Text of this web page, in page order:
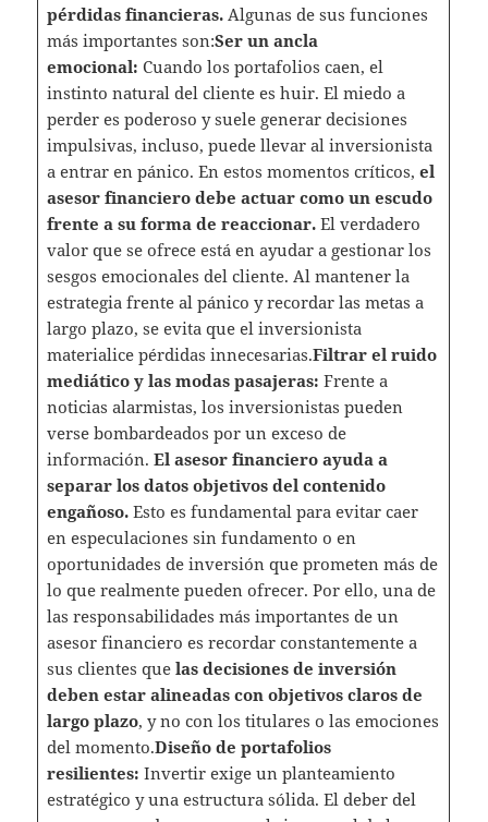
pérdidas financieras.Algunas de sus funciones
más importantes son:Ser un ancla
emocional: Cuando los portafolios caen, el
instinto natural del cliente es huir. El miedo a
perder es poderoso y suele generar decisiones
impulsivas, incluso, puede llevar al inversionista
a entrar en pánico. En estos momentos críticos, el
asesor financiero debe actuar como un escudo
frente a su forma de reaccionar. El verdadero
valor que se ofrece está en ayudar a gestionar los
sesgos emocionales del cliente. Al mantener la
estrategia frente al pánico y recordar las metas a
largo plazo, se evita que el inversionista
materialice pérdidas innecesarias.Filtrar el ruido
mediático y las modas pasajeras: Frente a
noticias alarmistas, los inversionistas pueden
verse bombardeados por un exceso de
información. El asesor financiero ayuda a
separar los datos objetivos del contenido
engañoso.Esto es fundamental para evitar caer
en especulaciones sin fundamento o en
oportunidades de inversión que prometen más de
lo que realmente pueden ofrecer. Por ello, una de
las responsabilidades más importantes de un
asesor financiero es recordar constantemente a
sus clientes quelas decisiones de inversión
deben estar alineadas con objetivos claros de
largo plazo, y no con los titulares o las emociones
del momento.Diseño de portafolios
resilientes: Invertir exige un planteamiento
estratégico y una estructura sólida. El deber del